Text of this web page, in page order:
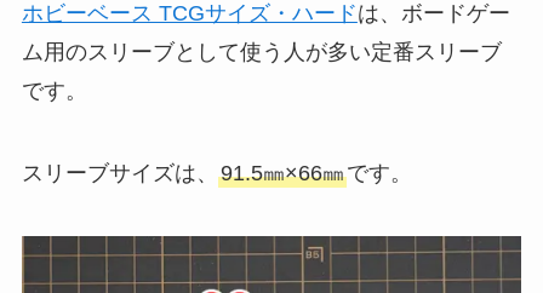
ホビーベース TCGサイズ・ハードは、ボードゲー
ム用のスリーブとして使う人が多い定番スリーブ
です。
スリーブサイズは、 91.5㎜×66㎜です。